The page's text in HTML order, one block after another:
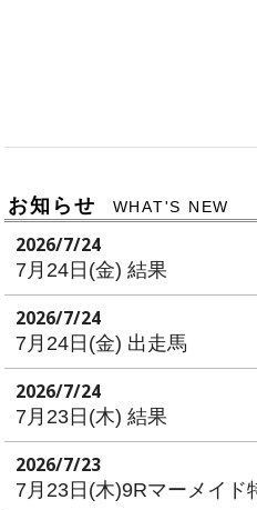
お知らせ WHAT'S NEW
2026/7/24
7月24日(金) 結果
2026/7/24
7月24日(金) 出走馬
2026/7/24
7月23日(木) 結果
2026/7/23
7月23日(木)9Rマーメイド